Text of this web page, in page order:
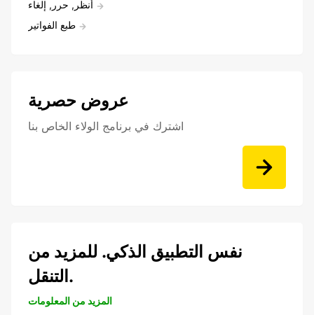
أنظر, حرر, إلغاء
طبع الفواتير
عروض حصرية
اشترك في برنامج الولاء الخاص بنا
نفس التطبيق الذكي. للمزيد من
التنقل.
المزيد من المعلومات